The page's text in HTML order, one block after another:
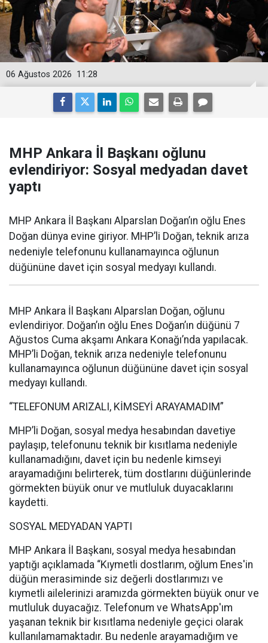
11:28
06 Ağustos 2026
MHP Ankara İl Başkanı oğlunu
evlendiriyor: Sosyal medyadan davet
yaptı
MHP Ankara İl Başkanı Alparslan Doğan’ın oğlu Enes
Doğan dünya evine giriyor. MHP’li Doğan, teknik arıza
nedeniyle telefonunu kullanamayınca oğlunun
düğününe davet için sosyal medyayı kullandı.
MHP Ankara İl Başkanı Alparslan Doğan, oğlunu
evlendiriyor. Doğan’ın oğlu Enes Doğan’ın düğünü 7
Ağustos Cuma akşamı Ankara Konağı’nda yapılacak.
MHP’li Doğan, teknik arıza nedeniyle telefonunu
kullanamayınca oğlunun düğününe davet için sosyal
medyayı kullandı.
“TELEFONUM ARIZALI, KİMSEYİ ARAYAMADIM”
MHP’li Doğan, sosyal medya hesabından davetiye
paylaşıp, telefonunu teknik bir kısıtlama nedeniyle
kullanamadığını, davet için bu nedenle kimseyi
arayamadığını belirterek, tüm dostlarını düğünlerinde
görmekten büyük onur ve mutluluk duyacaklarını
kaydetti.
SOSYAL MEDYADAN YAPTI
MHP Ankara İl Başkanı, sosyal medya hesabından
yaptığı açıklamada “Kıymetli dostlarım, oğlum Enes'in
düğün merasiminde siz değerli dostlarımızı ve
kıymetli ailelerinizi aramızda görmekten büyük onur ve
mutluluk duyacağız. Telefonum ve WhatsApp'ım
yaşanan teknik bir kısıtlama nedeniyle geçici olarak
kullanılamamaktadır. Bu nedenle arayamadığım ve